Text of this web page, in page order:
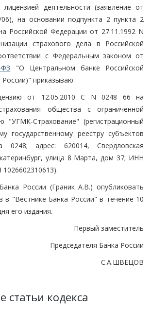
лицензией деятельности (заявление от
на основании подпункта 2 пункта 2
Российской Федерации от 27.11.1992 N
страхового дела в Российской
с Федеральным законом от
"О Центральном банке Российской
приказываю:
от 12.05.2010 С N 0248 66 на
общества с ограниченной
"УГМК-Страхование" (регистрационный
государственному реестру субъектов
0248; адрес: 620014, Свердловская
улица 8 Марта, дом 37; ИНН
России (Граник А.В.) опубликовать
в "Вестнике Банка России" в течение 10
его издания.
Первый заместитель
Председателя Банка России
С.А.ШВЕЦОВ
статьи кодекса